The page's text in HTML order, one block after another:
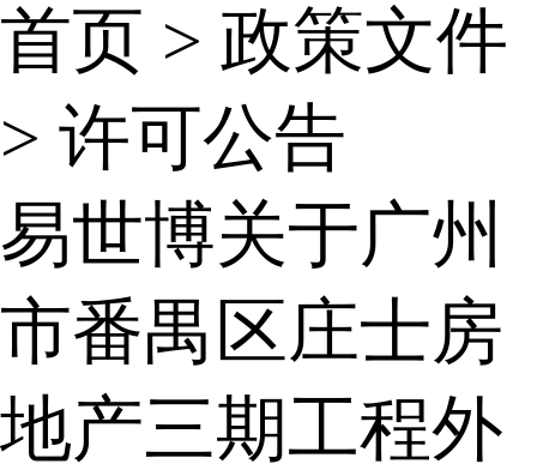
首页 > 政策文件
> 许可公告
易世博关于广州
市番禺区庄士房
地产三期工程外